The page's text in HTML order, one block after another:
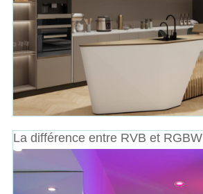
La différence entre RVB et RGBW